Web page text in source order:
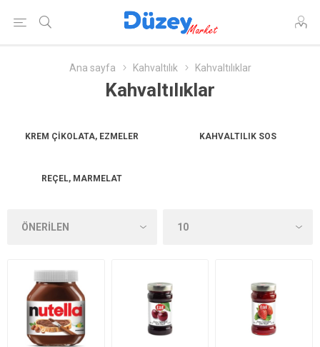
Ana sayfa Kahvaltılık Kahvaltılıklar
Kahvaltılıklar
KREM ÇIKOLATA, EZMELER KAHVALTILIK SOS
REÇEL, MARMELAT